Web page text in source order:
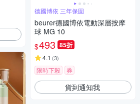
德國博依 三年保固
beurer德國博依電動深層按摩
球 MG 10
$493 85折
4.1 (3)
限時下殺 券
貨到通知我